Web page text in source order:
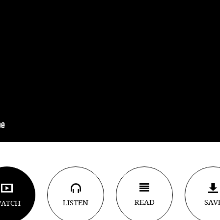
LISTEN READ